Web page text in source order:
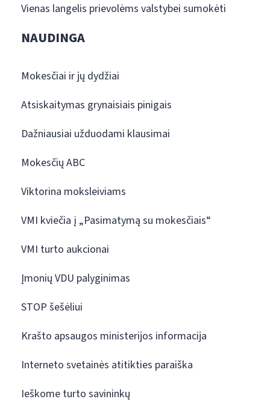
Vienas langelis prievolėms valstybei sumokėti
NAUDINGA
Mokesčiai ir jų dydžiai
Atsiskaitymas grynaisiais pinigais
Dažniausiai užduodami klausimai
Mokesčių ABC
Viktorina moksleiviams
VMI kviečia į „Pasimatymą su mokesčiais“
VMI turto aukcionai
Įmonių VDU palyginimas
STOP šešėliui
Krašto apsaugos ministerijos informacija
Interneto svetainės atitikties paraiška
Ieškome turto savininkų